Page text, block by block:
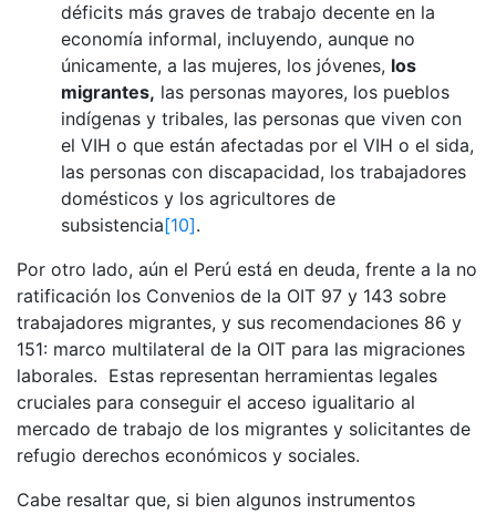
déficits más graves de trabajo decente en la
economía informal, incluyendo, aunque no
únicamente, a las mujeres, los jóvenes, los
migrantes, las personas mayores, los pueblos
indígenas y tribales, las personas que viven con
el VIH o que están afectadas por el VIH o el sida,
las personas con discapacidad, los trabajadores
domésticos y los agricultores de
subsistencia[10].
Por otro lado, aún el Perú está en deuda, frente a la no
ratificación los Convenios de la OIT 97 y 143 sobre
trabajadores migrantes, y sus recomendaciones 86 y
151: marco multilateral de la OIT para las migraciones
laborales. Estas representan herramientas legales
cruciales para conseguir el acceso igualitario al
mercado de trabajo de los migrantes y solicitantes de
refugio derechos económicos y sociales.
Cabe resaltar que, si bien algunos instrumentos